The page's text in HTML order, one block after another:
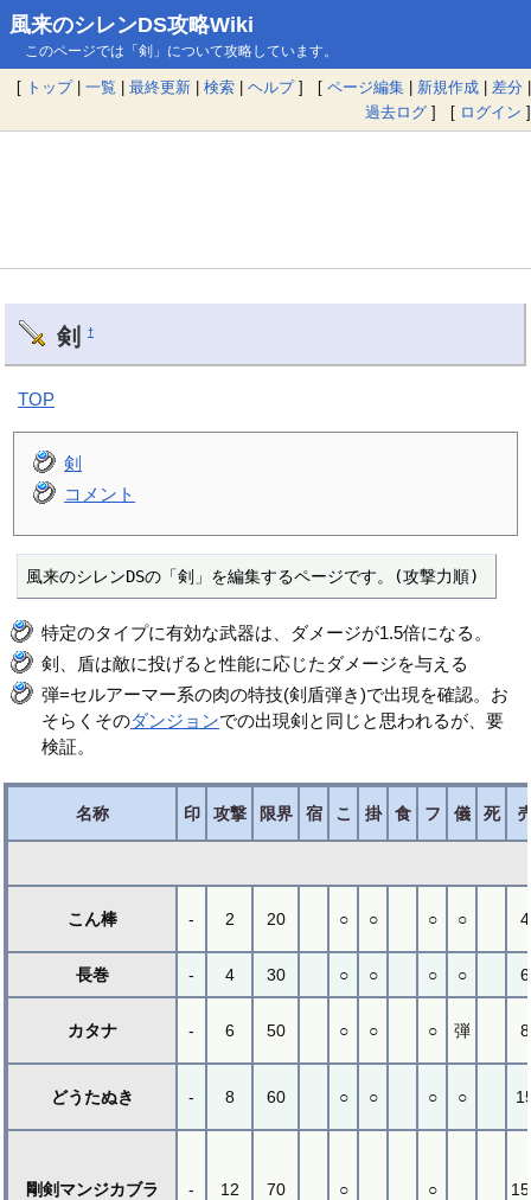
風来のシレンDS攻略Wiki
このページでは「剣」について攻略しています。
[ トップ| 一覧 | 最終更新 | 検索 | ヘルプ] [ ページ編集 | 新規作成 | 差分 |
過去ログ ] [ ログイン ]
剣 †
TOP
剣
コメント
風来のシレンDSの「剣」を編集するページです。(攻撃力順)
特定のタイプに有効な武器は、ダメージが1.5倍になる。
剣、盾は敵に投げると性能に応じたダメージを与える
弾=セルアーマー系の肉の特技(剣盾弾き)で出現を確認。お
そらくそのダンジョンでの出現剣と同じと思われるが、要
検証。
名称 印 攻撃 限界 宿 こ 掛 食 フ 儀 死
こん棒 - 2 20 ○ ○ ○ ○
長巻 - 4 30 ○ ○ ○ ○
カタナ - 6 50 ○ ○ ○ 弾
どうたぬき - 8 60 ○ ○ ○ ○
剛剣マンジカブラ - 12 70 ○ ○